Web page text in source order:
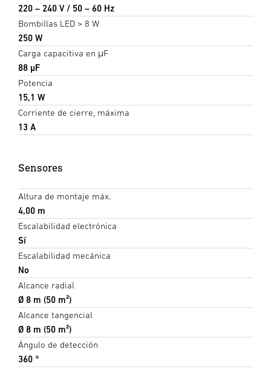
220 – 240 V / 50 – 60 Hz
Bombillas LED > 8 W
250 W
Carga capacitiva en μF
88 µF
Potencia
15,1 W
Corriente de cierre, máxima
13 A
Sensores
Altura de montaje máx.
4,00 m
Escalabilidad electrónica
Sí
Escalabilidad mecánica
No
Alcance radial
Ø 8 m (50 m²)
Alcance tangencial
Ø 8 m (50 m²)
Ángulo de detección
360 °